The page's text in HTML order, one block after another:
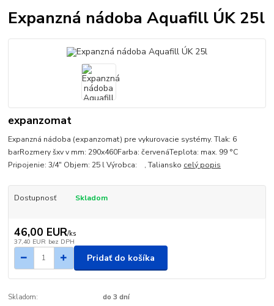
Expanzná nádoba Aquafill ÚK 25l
expanzomat
Expanzná nádoba (expanzomat) pre vykurovacie systémy. Tlak: 6
barRozmery šxv v mm: 290x460Farba: červenáTeplota: max. 99 °C
Pripojenie: 3/4" Objem: 25 l Výrobca: , Taliansko celý popis
Dostupnosť Skladom
46,00 EUR/ks
37,40 EUR bez DPH
Pridať do košíka
Skladom: do 3 dní